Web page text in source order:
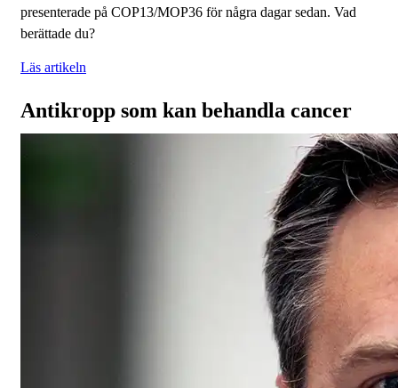
presenterade på COP13/MOP36 för några dagar sedan. Vad
berättade du?
Läs artikeln
Antikropp som kan behandla cancer